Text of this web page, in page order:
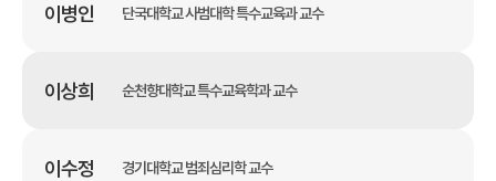
이병인 단국대학교 사범대학 특수교육과 교수
이상희 순천향대학교 특수교육학과 교수
이수정 경기대학교 범죄심리학 교수